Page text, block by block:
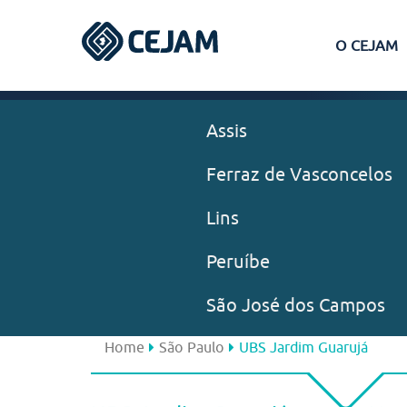
O CEJAM
Assis
Ferraz de Vasconcelos
Lins
Peruíbe
São José dos Campos
Home São Paulo UBS Jardim Guarujá